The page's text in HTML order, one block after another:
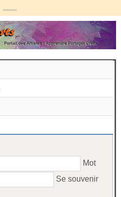
.......
Mot
Se souvenir